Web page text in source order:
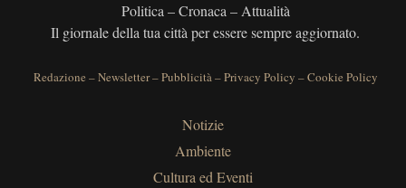
Politica – Cronaca – Attualità
Il giornale della tua città per essere sempre aggiornato.
Redazione –Newsletter–Pubblicità–Privacy Policy –Cookie Policy
Notizie
Ambiente
Cultura ed Eventi